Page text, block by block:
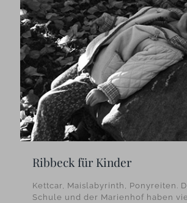
Ribbeck für Kinder
Kettcar, Maislabyrinth, Ponyreiten.
Schule und der Marienhof haben viel